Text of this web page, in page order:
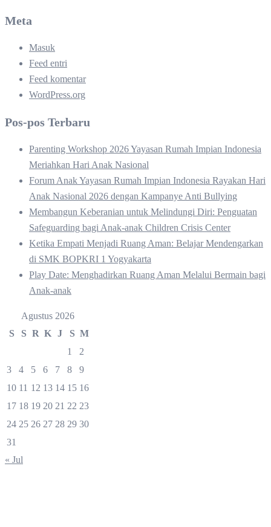
Meta
Masuk
Feed entri
Feed komentar
WordPress.org
Pos-pos Terbaru
Parenting Workshop 2026 Yayasan Rumah Impian Indonesia
Meriahkan Hari Anak Nasional
Forum Anak Yayasan Rumah Impian Indonesia Rayakan Hari
Anak Nasional 2026 dengan Kampanye Anti Bullying
Membangun Keberanian untuk Melindungi Diri: Penguatan
Safeguarding bagi Anak-anak Children Crisis Center
Ketika Empati Menjadi Ruang Aman: Belajar Mendengarkan
di SMK BOPKRI 1 Yogyakarta
Play Date: Menghadirkan Ruang Aman Melalui Bermain bagi
Anak-anak
Agustus 2026
S
S R K J S M
1
2
3
4 5 6 7 8
9
10 11 12 13 14 15 16
17 18 19 20 21 22 23
24 25 26 27 28 29 30
31
« Jul